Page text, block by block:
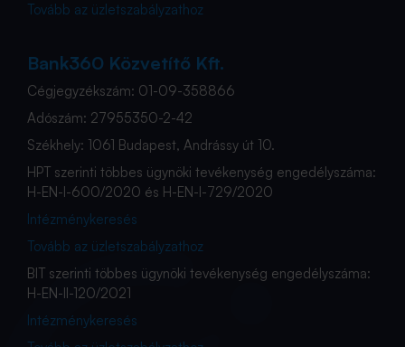
Tovább az üzletszabályzathoz
Bank360 Közvetítő Kft.
Cégjegyzékszám: 01-09-358866
Adószám: 27955350-2-42
Székhely: 1061 Budapest, Andrássy út 10.
HPT szerinti többes ügynöki tevékenység engedélyszáma:
H-EN-I-600/2020 és H-EN-I-729/2020
Intézménykeresés
Tovább az üzletszabályzathoz
BIT szerinti többes ügynöki tevékenység engedélyszáma:
H-EN-II-120/2021
Intézménykeresés